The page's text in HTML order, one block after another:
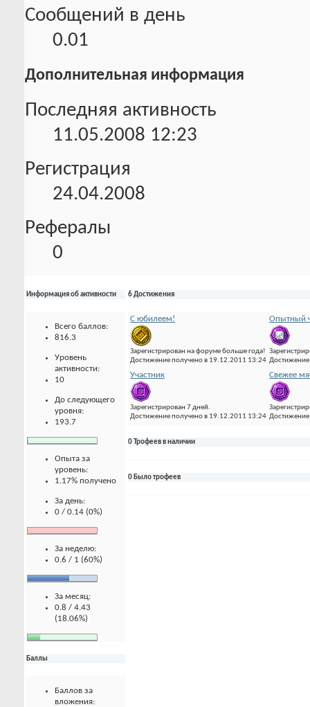
Сообщений в день
0.01
Дополнительная информация
Последняя активность
11.05.2008 12:23
Регистрация
24.04.2008
Рефералы
0
Информация об активности
Всего баллов:
816.3
Уровень
активности:
10
До следующего
уровня:
193.7
Опыта за
уровень:
1.17% получено
За день:
0 / 0.14 (0%)
За неделю:
0.6 / 1 (60%)
За месяц:
0.8 / 4.43
(18.06%)
Баллы
Баллов за
вложения:
6 Достижения
С юбилеем!
Зарегистрирован на форуме больше года!
Достижение получено в 19.12.2011 13:24
Опытный
Участник
Зарегистрирован 7 дней.
Достижение получено в 19.12.2011 13:24
Свежее
0 Трофеев в наличии
0 Было трофеев